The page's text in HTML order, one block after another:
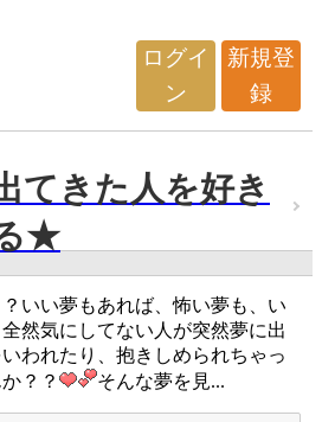
ログイ
ン
新規登
録
てきた人を好き
★
いい夢もあれば、怖い夢も、い
然気にしてない人が突然夢に出
われたり、抱きしめられちゃっ
？？
そんな夢を見...